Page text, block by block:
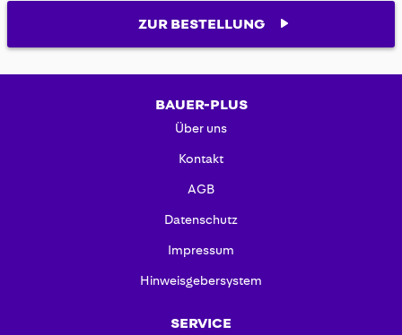
ZUR BESTELLUNG
BAUER-PLUS
Über uns
Kontakt
AGB
Datenschutz
Impressum
Hinweisgebersystem
SERVICE